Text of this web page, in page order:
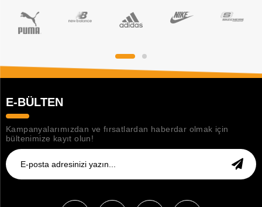
E-BÜLTEN
Kampanyalarımızdan ve fırsatlardan haberdar olmak için
bültenimize kayıt olun!